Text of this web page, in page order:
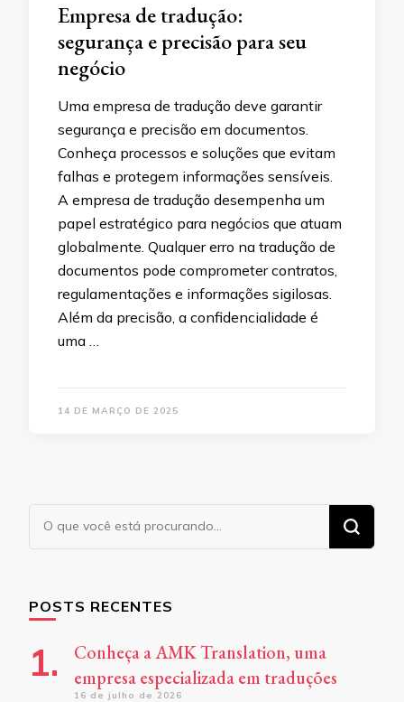
Empresa de tradução:
segurança e precisão para seu
negócio
Uma empresa de tradução deve garantir
segurança e precisão em documentos.
Conheça processos e soluções que evitam
falhas e protegem informações sensíveis.
A empresa de tradução desempenha um
papel estratégico para negócios que atuam
globalmente. Qualquer erro na tradução de
documentos pode comprometer contratos,
regulamentações e informações sigilosas.
Além da precisão, a confidencialidade é
uma …
14 DE MARÇO DE 2025
Procurando
POSTS RECENTES
Conheça a AMK Translation, uma
empresa especializada em traduções
16 de julho de 2026